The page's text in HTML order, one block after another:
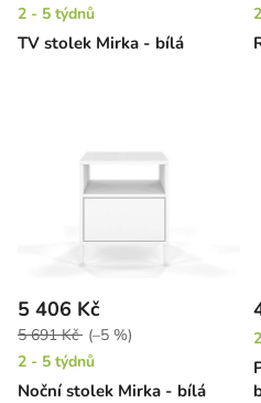
TV stolek Mirka - bílá
2 - 5 týdnů
Noční stolek Mirka - bílá
5 406 Kč
5 691 Kč (–5 %)
2 - 5 týdnů